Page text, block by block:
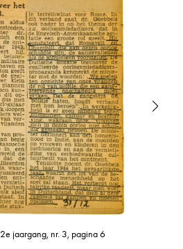
jaargang, nr. 3, pagina 6